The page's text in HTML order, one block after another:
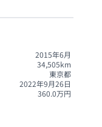
2015年6月
34,505km
東京都
2022年9月26日
360.0万円